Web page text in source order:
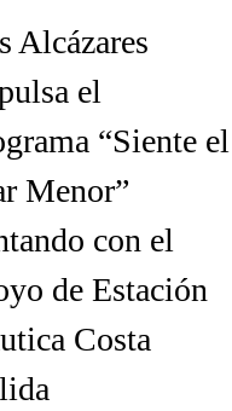
Alcázares
el
“Siente el
Menor”
con el
de Estación
Costa